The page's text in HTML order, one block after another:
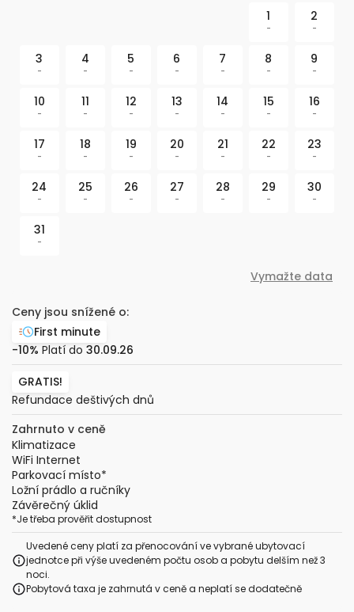
1
-
2
-
3
-
4
-
5
-
6
-
7
-
8
-
9
-
10
-
11
-
12
-
13
-
14
-
15
-
16
-
17
-
18
-
19
-
20
-
21
-
22
-
23
-
24
-
25
-
26
-
27
-
28
-
29
-
30
-
31
-
Vymažte data
Ceny jsou snížené o:
First minute
-10% Platí do 30.09.26
GRATIS!
Refundace deštivých dnů
Zahrnuto v ceně
Klimatizace
WiFi Internet
Parkovací místo*
Ložní prádlo a ručníky
Závěrečný úklid
*Je třeba prověřit dostupnost
Uvedené ceny platí za přenocování ve vybrané ubytovací
jednotce při výše uvedeném počtu osob a pobytu delším než 3
noci.
Pobytová taxa je zahrnutá v ceně a neplatí se dodatečně